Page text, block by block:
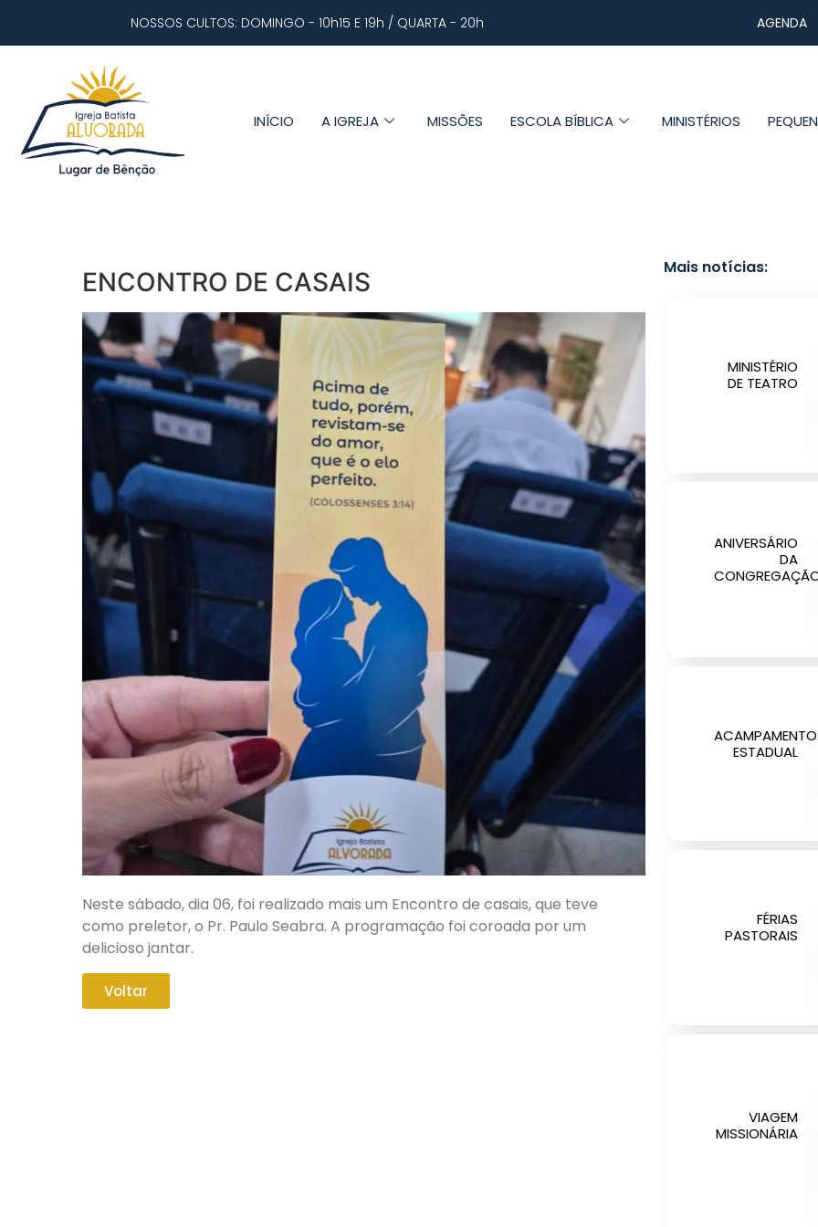
NOSSOS CULTOS: DOMINGO - 10h15 E 19h / QUARTA - 20h AGENDA
INÍCIO A IGREJA MISSÕES ESCOLA BÍBLICA MINISTÉRIOS
ENCONTRO DE CASAIS
Neste sábado, dia 06, foi realizado mais um Encontro de casais, que teve
como preletor, o Pr. Paulo Seabra. A programação foi coroada por um
delicioso jantar.
Voltar
Mais notícias:
MINISTÉRIO
DE TEATRO
ANIVERSÁRIO
DA
ACAMPAMENTO
ESTADUAL
FÉRIAS
PASTORAIS
VIAGEM
MISSIONÁRIA